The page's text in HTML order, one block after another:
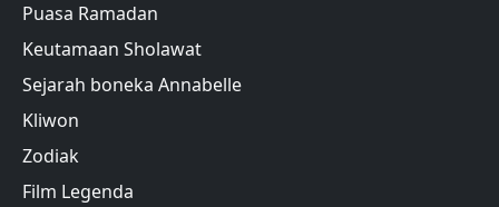
Puasa Ramadan
Keutamaan Sholawat
Sejarah boneka Annabelle
Kliwon
Zodiak
Film Legenda